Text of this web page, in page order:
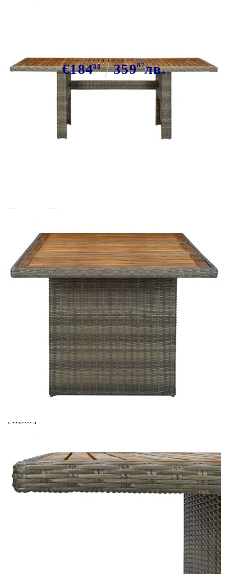
€18400 35987лв.
Време за доставка: 5 до 9 дни
Материал:
PE (полиетиленов) ратан, акациево дърво масив с маслен
EAN code:
8720286156223
Необходим
монтаж:
Да
Купи на изплащане
Credit calculator
Градинска маса, кафява, полиратан и акация масив
Please select credit institution
Цена на продукта: €184.00
Extraction of information from credit institutions
Предоставената таблица е с информационна цел.
Добавете продукта в количката си с бутона "Добави в
количката" и при поръчка ще можете да изберете броя
вноски на кредита.
Acest tabel are caracter informativ. Adăugați produsul în
вноски на кредита.
Предоставената таблица е с информационна цел.
Добавете продукта в количката си с бутона "Добави в
количката" и при поръчка ще можете да изберете броя
Предоставената таблица е с информационна цел.
Добавете продукта в количката си с бутона "Добави в
количката" и при поръчка ще можете да изберете броя